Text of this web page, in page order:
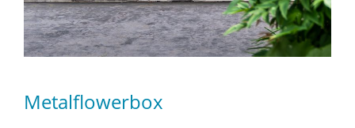
Metalflowerbox